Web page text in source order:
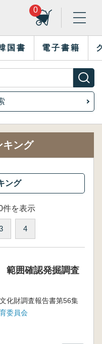
0
国書 電子書籍
キング
件を表示
4
囲確認発掘調査
化財調査報告書第56集
委員会